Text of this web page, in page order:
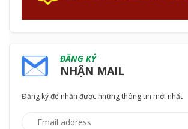
ĐĂNG KÝ
NHẬN MAIL
Đăng ký để nhận được những thông tin mới nhất